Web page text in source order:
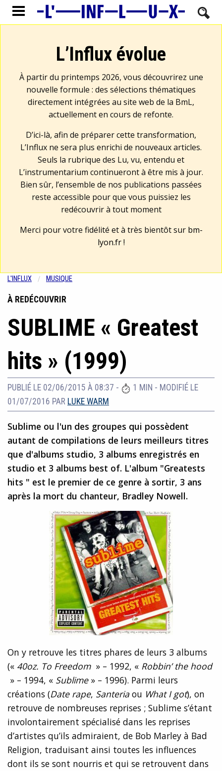
L’Influx évolue
À partir du printemps 2026, vous découvrirez une
nouvelle formule : des sélections thématiques
directement intégrées au site web de la BmL,
actuellement en cours de refonte.
D’ici-là, afin de préparer cette transformation,
L’Influx ne sera plus enrichi de nouveaux articles.
Seuls la rubrique des Lu, vu, entendu et
L’instrumentarium continueront à être mis à jour.
Bien sûr, l’ensemble de nos publications passées
reste accessible pour que vous puissiez les
redécouvrir à tout moment
Merci pour votre fidélité et à très bientôt sur bm-
lyon.fr!
L'INFLUX MUSIQUE
À REDÉCOUVRIR
SUBLIME « Greatest
hits » (1999)
PUBLIÉ LE 02/06/2015 À 08:37 - 1 MIN - MODIFIÉ LE
01/07/2016 PAR LUKE WARM
Sublime ou l'un des groupes qui possèdent
autant de compilations de leurs meilleurs titres
que d'albums studio, 3 albums enregistrés en
studio et 3 albums best of. L'album "Greatests
hits " est le premier de ce genre à sortir, 3 ans
après la mort du chanteur, Bradley Nowell.
On y retrouve les titres phares de leurs 3 albums
(« 40oz. To Freedom » – 1992, « Robbin’ the hood
» – 1994, « Sublime» – 1996). Parmi leurs
créations (Date rape, Santeria ou What I got), on
retrouve de nombreuses reprises ; Sublime s’étant
involontairement spécialisé dans les reprises
d’artistes qu’ils admiraient, de Bob Marley à Bad
Religion, traduisant ainsi toutes les influences
dont ils se sont nourris et qui se retrouvent dans